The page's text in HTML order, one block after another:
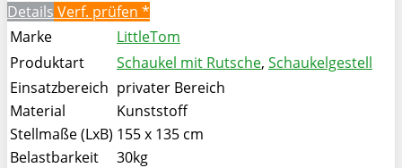
Details Verf. prüfen *
Marke
LittleTom
Produktart
Schaukel mit Rutsche, Schaukelgestell
Einsatzbereich privater Bereich
Material
Kunststoff
Stellmaße (LxB) 155 x 135 cm
Belastbarkeit
30kg